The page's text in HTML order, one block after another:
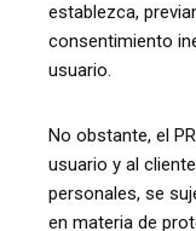
establezca,
consentimiento
usuario.
No obstante, el
usuario y al
personales, se
en materia de